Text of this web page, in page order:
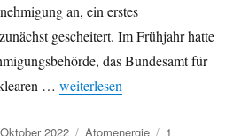
an, ein erstes
gescheitert. Im Frühjahr hatte
das Bundesamt für
…„Hochradioaktiv: Fehlender
weiterlesen
2022 Kategorien
Atomenergie
1